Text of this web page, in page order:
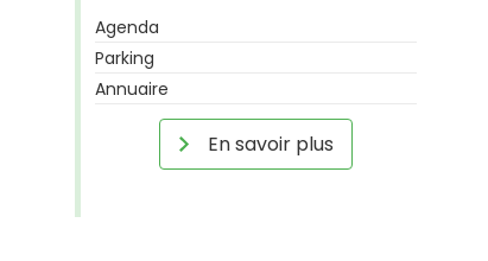
Agenda
Parking
Annuaire
En savoir plus